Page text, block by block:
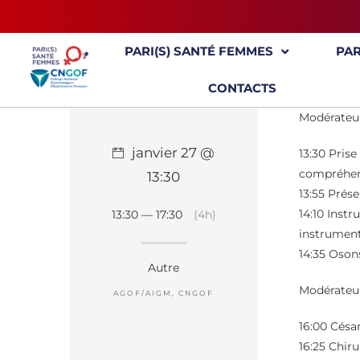
PARI(S) SANTÉ FEMMES
CONTACTS
13:30 Prise
13:55
14:10
14:35
16:00
16:25
janvier 27 @
13:30
13:30 — 17:30 (4h)
Autre
AGOF/AIGM, CNGOF